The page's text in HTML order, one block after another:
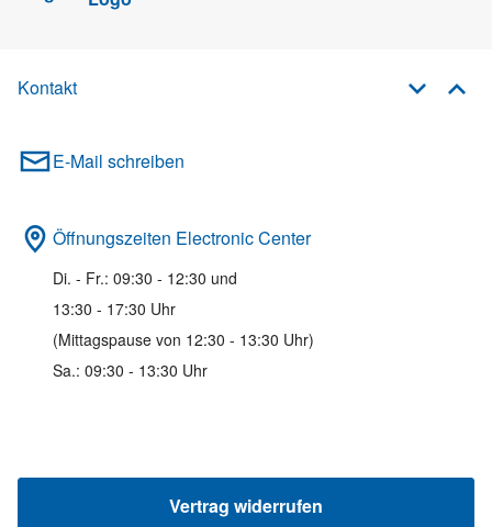
Kontakt
E-Mail schreiben
Öffnungszeiten Electronic Center
Di. - Fr.: 09:30 - 12:30 und
13:30 - 17:30 Uhr
(Mittagspause von 12:30 - 13:30 Uhr)
Sa.: 09:30 - 13:30 Uhr
Vertrag widerrufen